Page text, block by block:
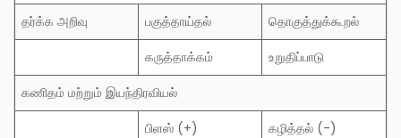
தர்க்க அறிவு
பகுத்தாய்தல்
தொகுத்துக்கூறல்
கருத்தாக்கம்
உறுதிப்பாடு
கணிதம் மற்றும் இயந்திரவியல்
பிளஸ் (+)
கழித்தல் (-)